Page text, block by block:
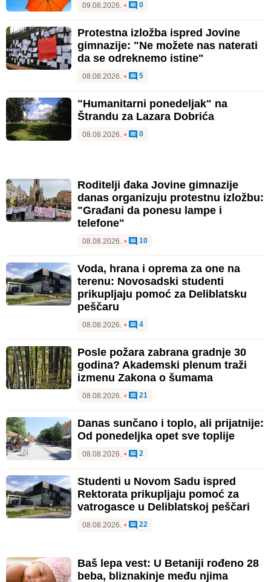
09.08.2026. • 0
Protestna izložba ispred Jovine
gimnazije: "Ne možete nas naterati
da se odreknemo istine"
08.08.2026. • 5
"Humanitarni ponedeljak" na
Štrandu za Lazara Dobrića
08.08.2026. • 0
Roditelji đaka Jovine gimnazije
danas organizuju protestnu izložbu:
"Građani da ponesu lampe i
telefone"
08.08.2026. • 10
Voda, hrana i oprema za one na
terenu: Novosadski studenti
prikupljaju pomoć za Deliblatsku
peščaru
08.08.2026. • 4
Posle požara zabrana gradnje 30
godina? Akademski plenum traži
izmenu Zakona o šumama
08.08.2026. • 21
Danas sunčano i toplo, ali prijatnije:
Od ponedeljka opet sve toplije
08.08.2026. • 2
Studenti u Novom Sadu ispred
Rektorata prikupljaju pomoć za
vatrogasce u Deliblatskoj peščari
08.08.2026. • 22
Baš lepa vest: U Betaniji rođeno 28
beba, bliznakinje među njima